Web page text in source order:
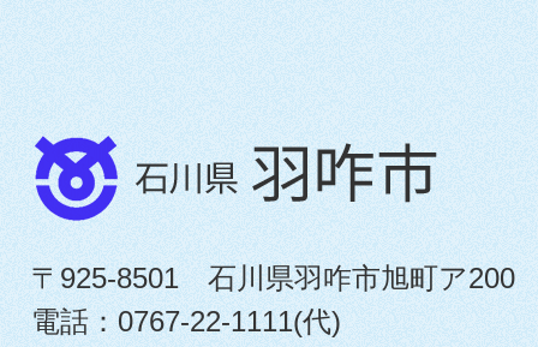
〒925-8501 石川県羽咋市旭町ア200
電話：0767-22-1111(代)